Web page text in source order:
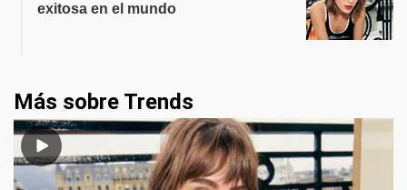
exitosa en el mundo
Más sobre Trends